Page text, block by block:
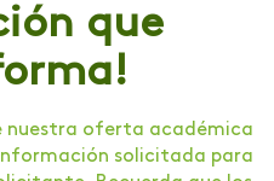
que
nuestra oferta académica
solicitada para